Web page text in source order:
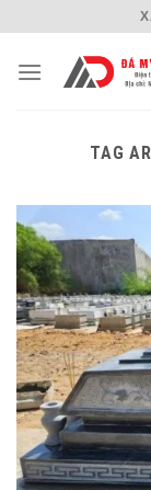
content
TAG